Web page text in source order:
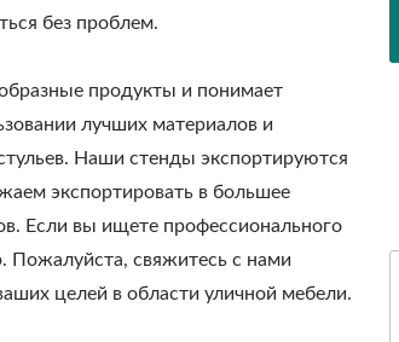
без проблем.
продукты и понимает
лучших материалов и
Наши стенды экспортируются
экспортировать в большее
Если вы ищете профессионального
Пожалуйста, свяжитесь с нами
целей в области уличной мебели.
Регулируемая Пергола С
Козырьком